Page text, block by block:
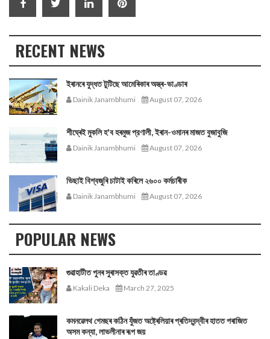
RECENT NEWS
ইৰানৰে যুদ্ধত টুটিছে আমেৰিকাৰ অস্ত্ৰ-ভাণ্ডাৰ
Dainik Janambhumi August 07, 2026
শীঘ্ৰেই মুকলি হ'ব হৰমুজ প্রণালী, ইৰান-ওমানৰ মাজত বুজাবুজি
Dainik Janambhumi August 07, 2026
ভিছাই বিশ্বজুৰি চাটাই কৰিলে ২৬০০ কৰ্মচাৰীক
Dainik Janambhumi August 07, 2026
POPULAR NEWS
গুৱাহাটীত পুনৰ সুৰাসক্ত যুৱতীৰ তাণ্ডৱ
Kakali Deka March 27, 2025
কমনৱেলথ গেমছৰ কঠিন যুঁজত অষ্ট্ৰেলিয়াৰ প্ৰতিদ্বন্দ্বীৰ হাতত পৰাজিত
অসম কন্যা, লাভলীনাৰ ৰূপ জয়